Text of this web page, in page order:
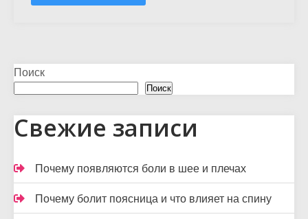
Поиск
Поиск
Свежие записи
Почему появляются боли в шее и плечах
Почему болит поясница и что влияет на спину